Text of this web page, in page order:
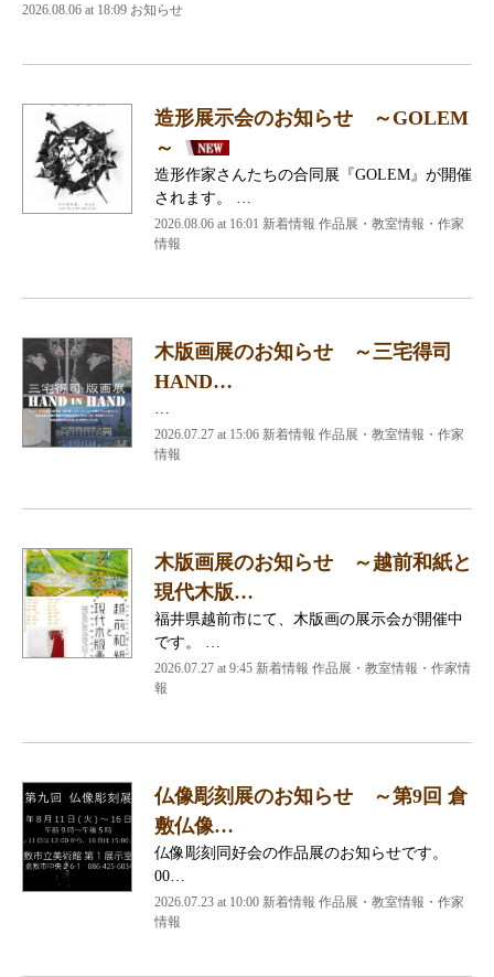
2026.08.06 at 18:09 お知らせ
造形展示会のお知らせ ～GOLEM
～
造形作家さんたちの合同展『GOLEM』が開催
されます。 …
2026.08.06 at 16:01 新着情報 作品展・教室情報・作家
情報
木版画展のお知らせ ～三宅得司
HAND…
2026.07.27 at 15:06 新着情報 作品展・教室情報・作家
情報
木版画展のお知らせ ～越前和紙と
現代木版…
福井県越前市にて、木版画の展示会が開催中
です。 …
2026.07.27 at 9:45 新着情報 作品展・教室情報・作家情
報
仏像彫刻展のお知らせ ～第9回 倉
敷仏像…
仏像彫刻同好会の作品展のお知らせです。
00…
2026.07.23 at 10:00 新着情報 作品展・教室情報・作家
情報